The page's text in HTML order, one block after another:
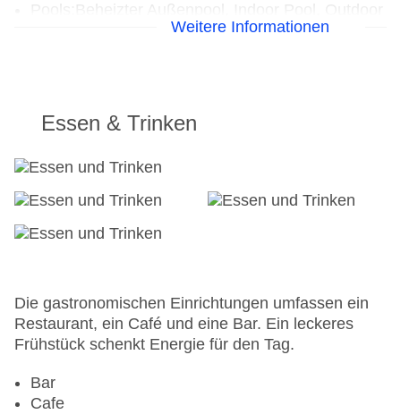
Pools:Beheizter Außenpool, Indoor Pool, Outdoor
Pool, Liegen am PoolWeitere Informationen
Essen & Trinken
Die gastronomischen Einrichtungen umfassen ein
Restaurant, ein Café und eine Bar. Ein leckeres
Frühstück schenkt Energie für den Tag.
Bar
Cafe